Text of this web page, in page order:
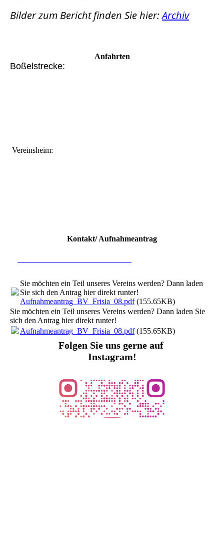
Bilder zum Bericht finden Sie hier:Archiv
Anfahrten
Boßelstrecke:
Vereinsheim:
Kontakt/ Aufnahmeantrag
Sie möchten ein Teil unseres Vereins werden? Dann laden
Sie sich den Antrag hier direkt runter!
Aufnahmeantrag_BV_Frisia_08.pdf(155.65KB)
Sie möchten ein Teil unseres Vereins werden? Dann laden Sie
sich den Antrag hier direkt runter!
Aufnahmeantrag_BV_Frisia_08.pdf(155.65KB)
Folgen Sie uns gerne auf
Instagram!